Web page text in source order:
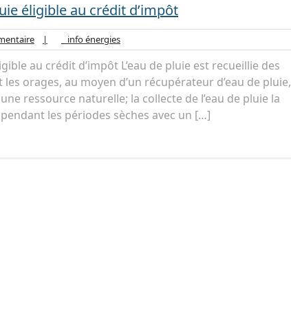
éligible au crédit d’impôt
Aucun
commentaire
| info énergiesinfo
énergies
au crédit d’impôt L’eau de pluie est recueillie des
orages, au moyen d’un récupérateur d’eau de pluie,
ressource naturelle; la collecte de l’eau de pluie la
les périodes sèches avec un […]